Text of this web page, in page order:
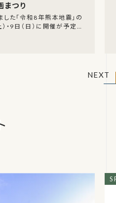
まつり
た「令和8年熊本地震」の
9日（日）に開催が予定さ
NEXT